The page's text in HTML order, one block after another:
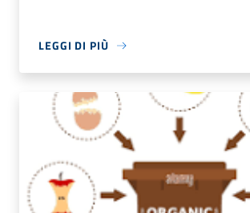
LEGGI DI PIÙ